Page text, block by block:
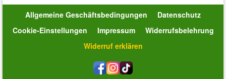
Allgemeine Geschäftsbedingungen
Datenschutz
Cookie-Einstellungen
Impressum
Widerrufsbelehrung
Widerruf erklären